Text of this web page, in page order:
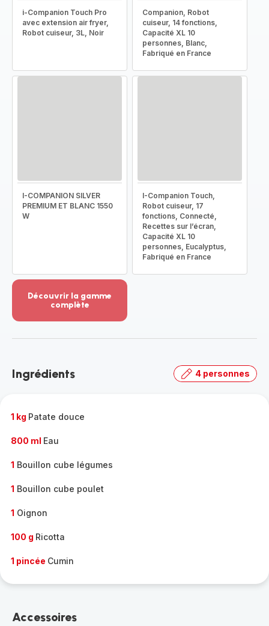
i-Companion Touch Pro
avec extension air fryer,
Robot cuiseur, 3L, Noir
Companion, Robot
cuiseur, 14 fonctions,
Capacité XL 10
personnes, Blanc,
Fabriqué en France
I-COMPANION SILVER
PREMIUM ET BLANC 1550
W
I-Companion Touch,
Robot cuiseur, 17
fonctions, Connecté,
Recettes sur l’écran,
Capacité XL 10
personnes, Eucalyptus,
Fabriqué en France
Découvrir la gamme
complète
-
gamme
Ingrédients 4 personnes
1 kg Patate douce
800 ml Eau
1 Bouillon cube légumes
1 Bouillon cube poulet
1 Oignon
100 g Ricotta
1 pincée Cumin
Accessoires